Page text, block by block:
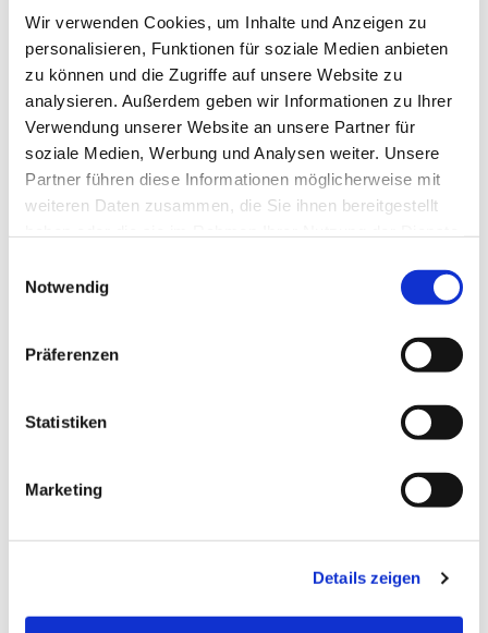
Wir verwenden Cookies, um Inhalte und Anzeigen zu
personalisieren, Funktionen für soziale Medien anbieten
zu können und die Zugriffe auf unsere Website zu
analysieren. Außerdem geben wir Informationen zu Ihrer
Verwendung unserer Website an unsere Partner für
soziale Medien, Werbung und Analysen weiter. Unsere
Partner führen diese Informationen möglicherweise mit
weiteren Daten zusammen, die Sie ihnen bereitgestellt
Notwendig
Präferenzen
Statistiken
Marketing
Details zeigen
Dies könnte Sie auch
interessieren